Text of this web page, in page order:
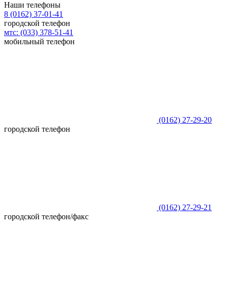
Наши телефоны
8 (0162) 37-01-41
городской телефон
мтс: (033) 378-51-41
мобильный телефон
(0162) 27-29-20
городской телефон
(0162) 27-29-21
городской телефон/факс